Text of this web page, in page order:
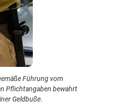
Führung vom
Pflichtangaben bewahrt
Geldbuße.